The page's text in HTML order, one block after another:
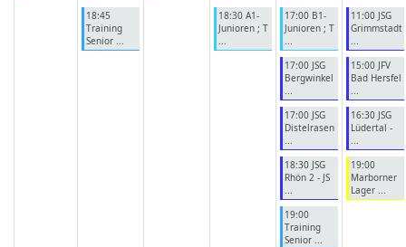
18:45
Training
Senior ...
18:30 A1-
Junioren ; T
...
17:00 B1-
Junioren ; T
...
17:00 JSG
Bergwinkel
...
17:00 JSG
Distelrasen
...
18:30 JSG
Rhön 2 - JS
...
19:00
Training
Senior ...
11:00 JSG
Grimmstadt
...
15:00 JFV
Bad Hersfel
...
16:30 JSG
Lüdertal -
...
19:00
Marborner
Lager ...